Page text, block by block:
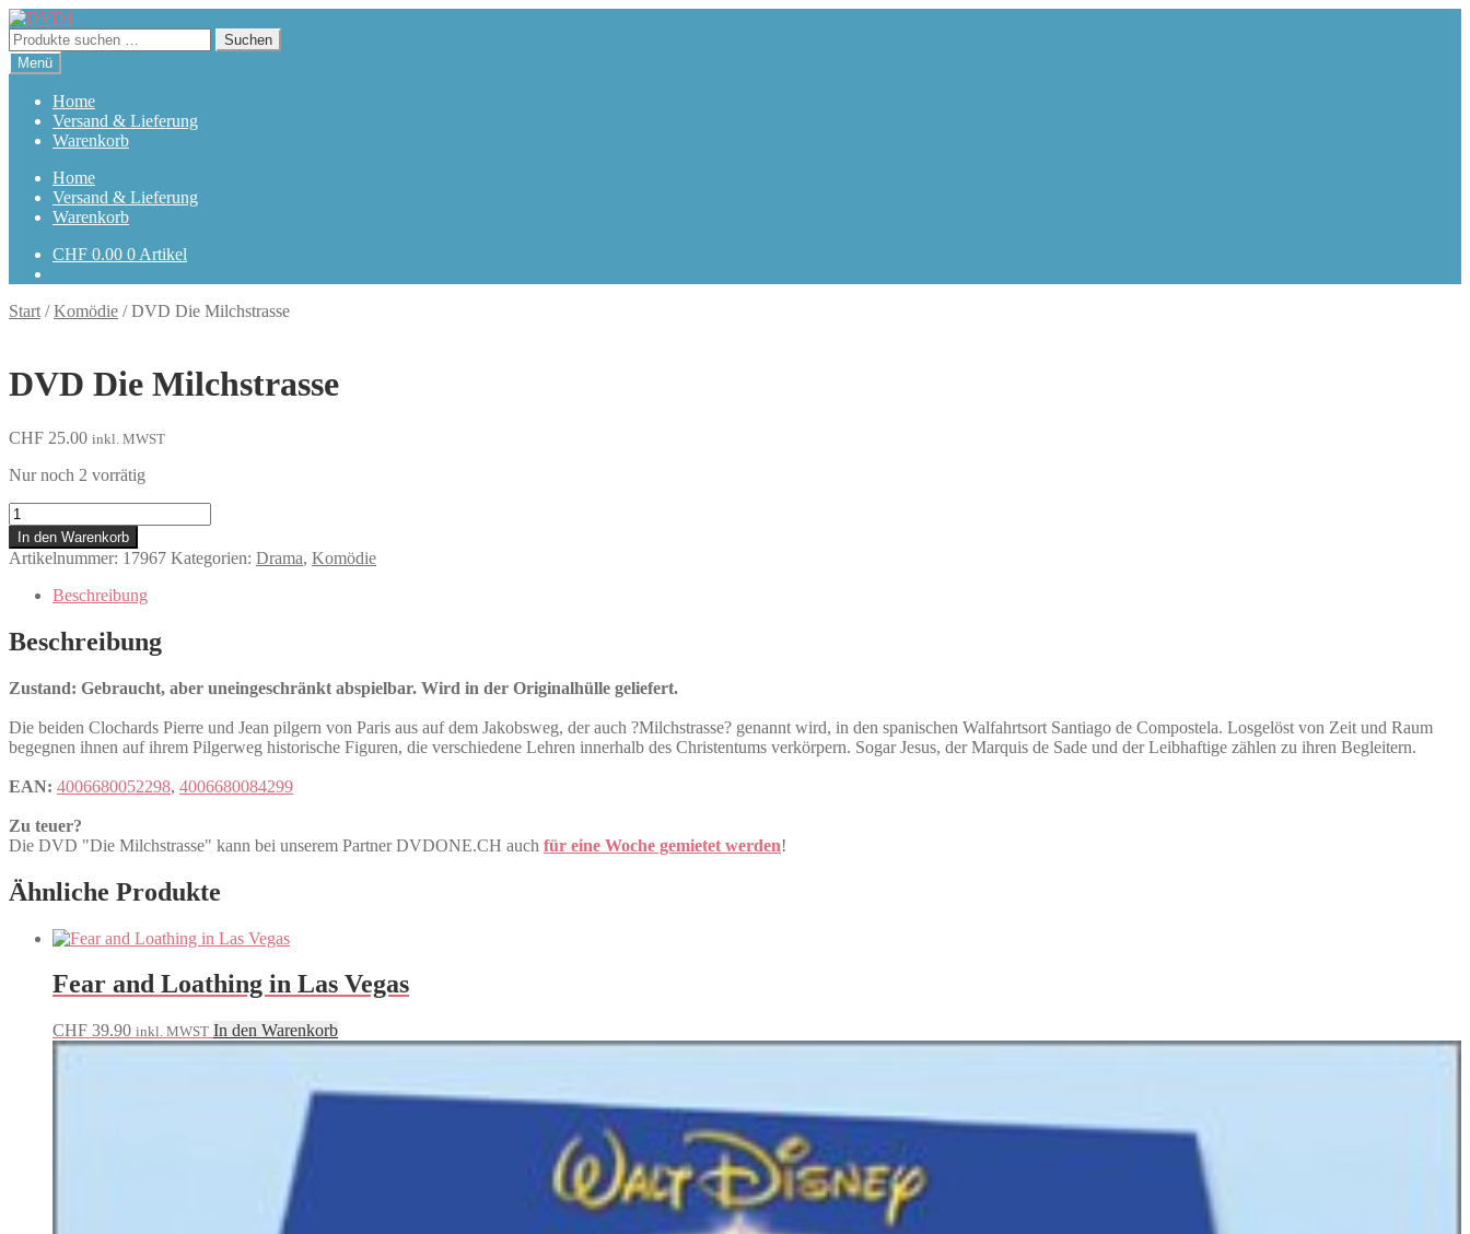
Zur
Navigation
springen
Zum
Inhalt
springen
Suchen
nach:
Suchen
Menü
Home
Versand & Lieferung
Warenkorb
Home
Versand & Lieferung
Warenkorb
CHF 0.00 0 Artikel
Start /Komödie /DVD Die Milchstrasse
DVD Die Milchstrasse
CHF 25.00 inkl. MWST
Nur noch 2 vorrätig
Die
Milchstrasse
Menge
In den Warenkorb
Artikelnummer: 17967 Kategorien: Drama, Komödie
Beschreibung
Beschreibung
Zustand: Gebraucht, aber uneingeschränkt abspielbar. Wird in der Originalhülle geliefert.
Die beiden Clochards Pierre und Jean pilgern von Paris aus auf dem Jakobsweg, der auch ?Milchstrasse? genannt wird, in den spanischen Walfahrtsort Santiago de Compostela. Losgelöst von Zeit und Raum
begegnen ihnen auf ihrem Pilgerweg historische Figuren, die verschiedene Lehren innerhalb des Christentums verkörpern. Sogar Jesus, der Marquis de Sade und der Leibhaftige zählen zu ihren Begleitern.
EAN: 4006680052298, 4006680084299
Zu teuer?
Die DVD "Die Milchstrasse" kann bei unserem Partner DVDONE.CH auch für eine Woche gemietet werden!
Ähnliche Produkte
Fear and Loathing in Las Vegas
CHF 39.90 inkl. MWST In den Warenkorb